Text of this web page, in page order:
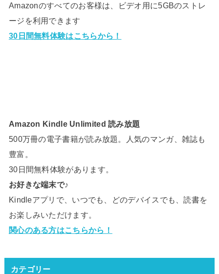
Amazonのすべてのお客様は、ビデオ用に5GBのストレ
ージを利用できます
30日間無料体験はこちらから！
Amazon Kindle Unlimited 読み放題
500万冊の電子書籍が読み放題。人気のマンガ、雑誌も
豊富。
30日間無料体験があります。
お好きな端末で♪
Kindleアプリで、いつでも、どのデバイスでも、読書を
お楽しみいただけます。
関心のある方はこちらから！
カテゴリー